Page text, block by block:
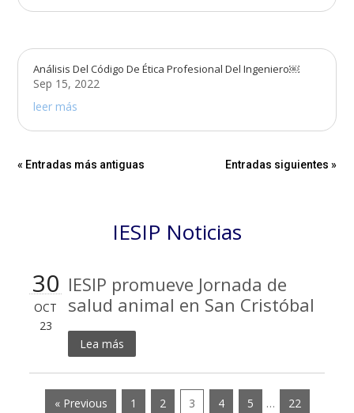
Análisis Del Código De Ética Profesional Del Ingeniero￼
Sep 15, 2022
leer más
« Entradas más antiguas Entradas siguientes »
IESIP Noticias
30
OCT
23
IESIP promueve Jornada de
salud animal en San Cristóbal
Lea más
« Previous 1 2 3 4 5 … 22